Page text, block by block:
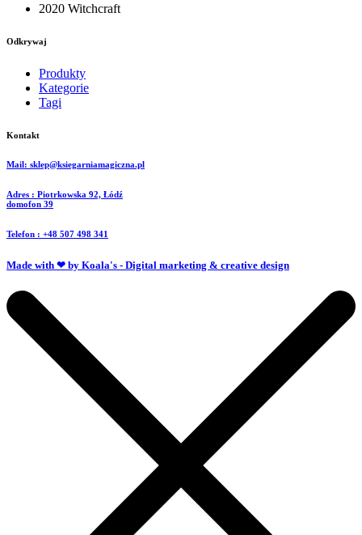
2020 Witchcraft
Odkrywaj
Produkty
Kategorie
Tagi
Kontakt
Mail: sklep@ksiegarniamagiczna.pl
Adres : Piotrkowska 92, Łódź
domofon 39
Telefon : +48 507 498 341
Made with ❤ by Koala's - Digital marketing & creative design